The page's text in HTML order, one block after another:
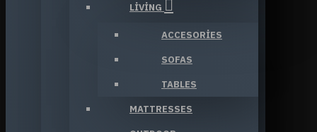
LIVING
ACCESORIES
SOFAS
TABLES
MATTRESSES